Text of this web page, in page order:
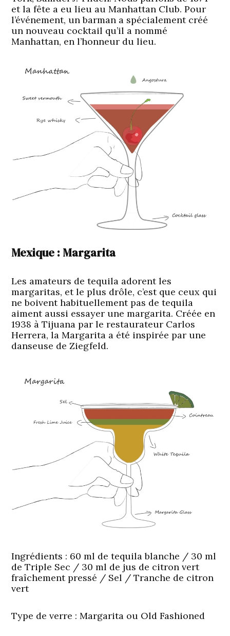
et la fête a eu lieu au Manhattan Club. Pour
l’événement, un barman a spécialement créé
un nouveau cocktail qu’il a nommé
Manhattan, en l’honneur du lieu.
Mexique : Margarita
Les amateurs de tequila adorent les
margaritas, et le plus drôle, c’est que ceux qui
ne boivent habituellement pas de tequila
aiment aussi essayer une margarita. Créée en
1938 à Tijuana par le restaurateur Carlos
Herrera, la Margarita a été inspirée par une
danseuse de Ziegfeld.
Ingrédients : 60 ml de tequila blanche / 30 ml
de Triple Sec / 30 ml de jus de citron vert
fraîchement pressé / Sel / Tranche de citron
vert
Type de verre : Margarita ou Old Fashioned